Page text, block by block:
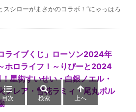
シローがまさかのコラボ！“にゃっはろ
ライブくじ」ローソン2024年
ホロライフ！～りぴーと2024
星街すいせい・白銀ノエル・
フレア・雪花ラミィ・尾丸ポル
目次 検索 上へ